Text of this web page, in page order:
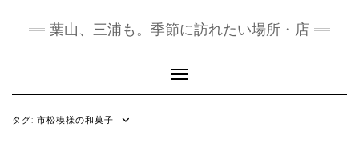
葉山、三浦も。季節に訪れたい場所・店
Toggle Navigation
タグ: 市松模様の和菓子